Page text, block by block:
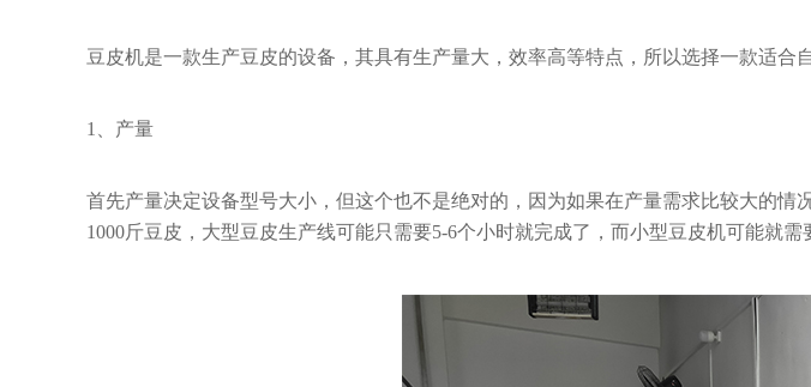
豆皮机是一款生产豆皮的设备，其具有生产量大，效率高等特点，所以选择一款适
1、产量
首先产量决定设备型号大小，但这个也不是绝对的，因为如果在产量需求比较大的情
1000斤豆皮，大型豆皮生产线可能只需要5-6个小时就完成了，而小型豆皮机可能就